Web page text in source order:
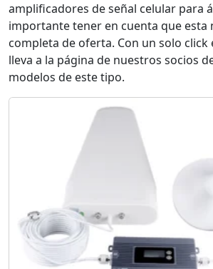
amplificadores de señal celular para
importante tener en cuenta que esta
completa de oferta. Con un solo click
lleva a la página de nuestros socios
modelos de este tipo.